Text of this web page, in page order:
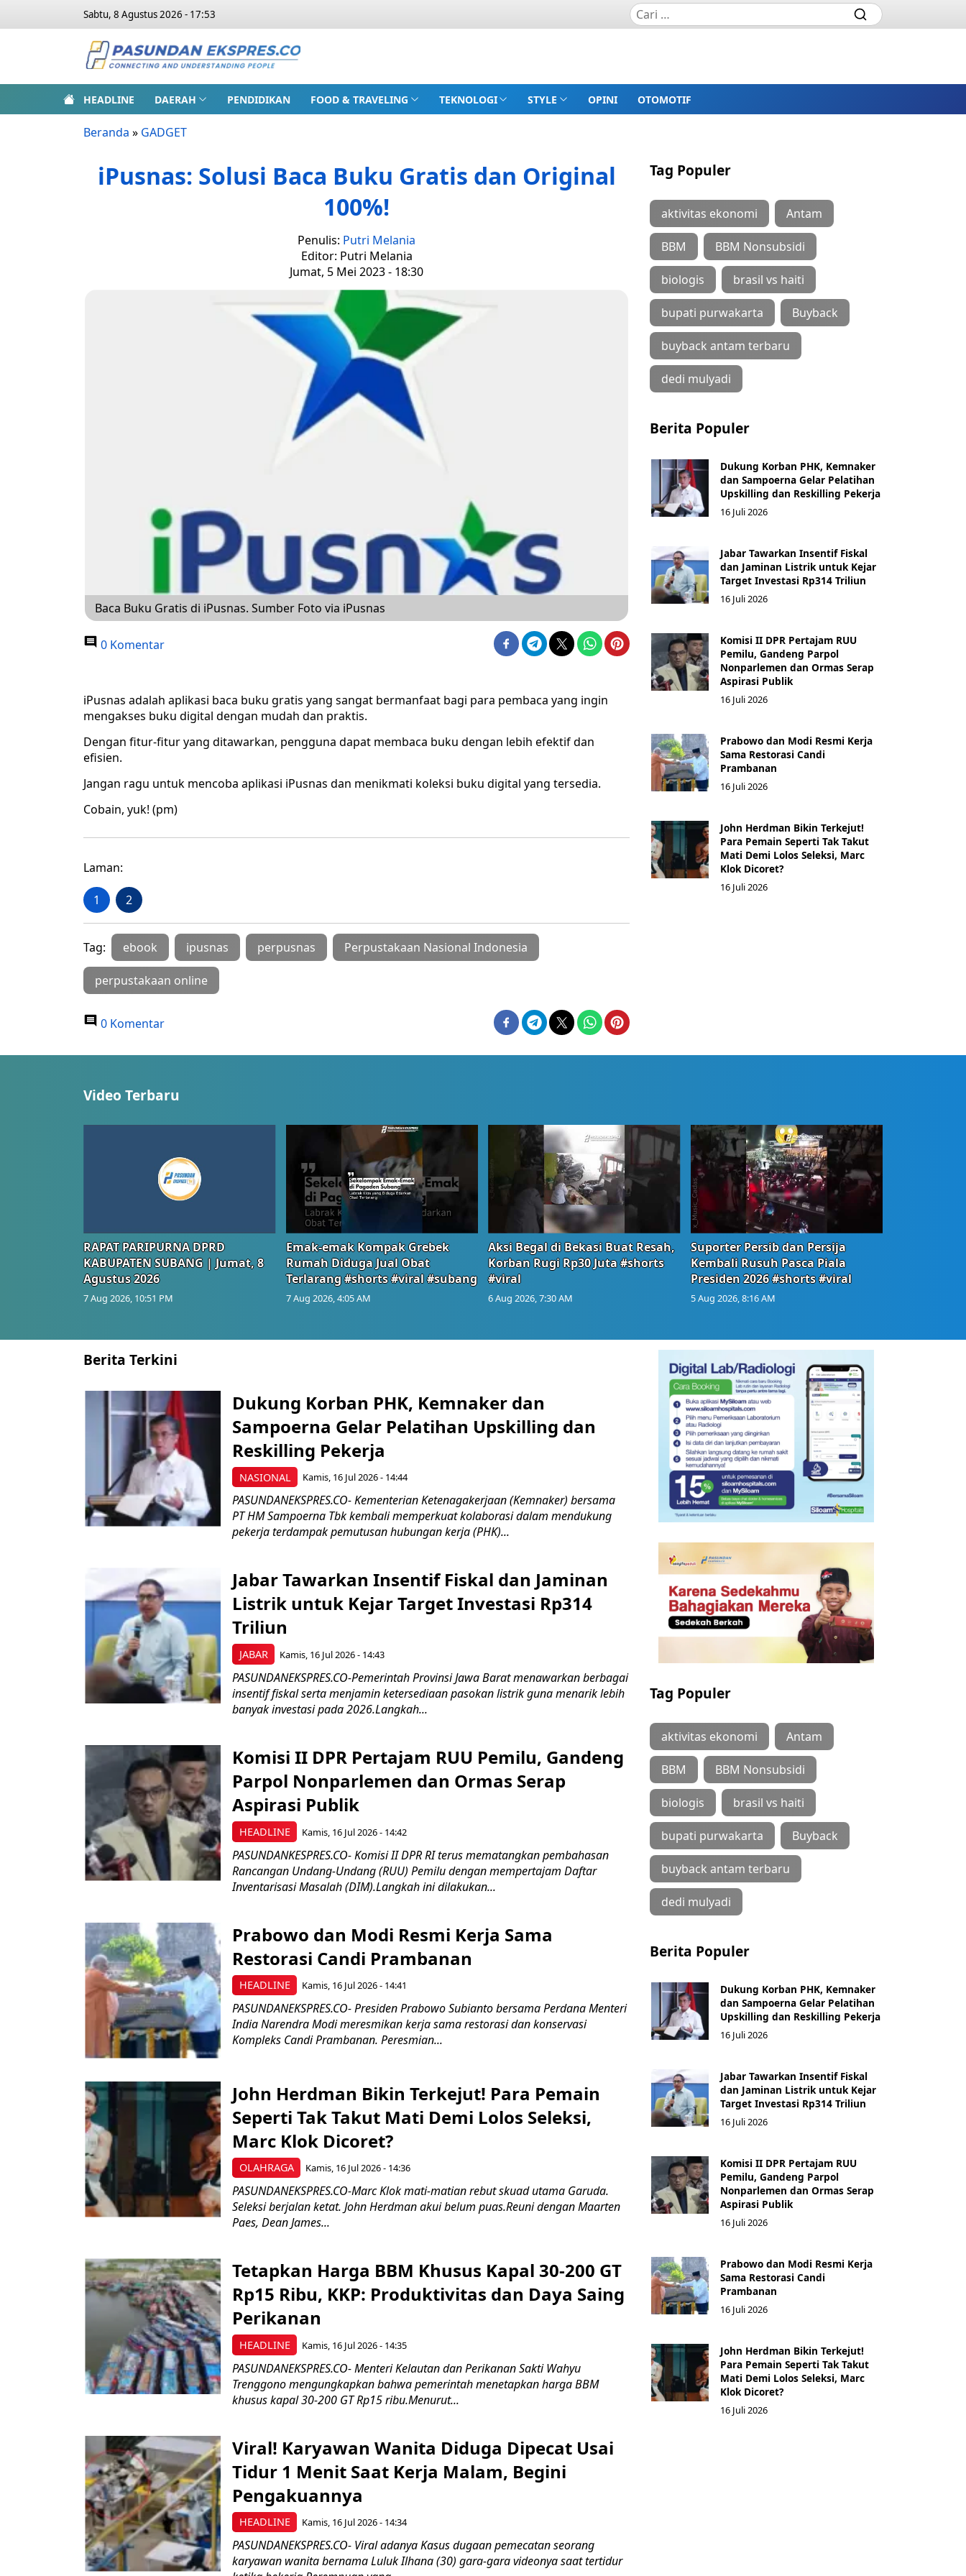
Sabtu, 8 Agustus 2026 - 17:53
HEADLINE DAERAH PENDIDIKAN FOOD & TRAVELING TEKNOLOGI STYLE OPINI OTOMOTIF
Beranda » GADGET
iPusnas: Solusi Baca Buku Gratis dan Original
100%!
Penulis: Putri Melania
Editor: Putri Melania
Jumat, 5 Mei 2023 - 18:30
Baca Buku Gratis di iPusnas. Sumber Foto via iPusnas
0 Komentar
iPusnas adalah aplikasi baca buku gratis yang sangat bermanfaat bagi para pembaca yang ingin
mengakses buku digital dengan mudah dan praktis.
Dengan fitur-fitur yang ditawarkan, pengguna dapat membaca buku dengan lebih efektif dan
efisien.
Jangan ragu untuk mencoba aplikasi iPusnas dan menikmati koleksi buku digital yang tersedia.
Cobain, yuk! (pm)
Laman:
1 2
Tag: ebook ipusnas perpusnas Perpustakaan Nasional Indonesia
perpustakaan online
0 Komentar
Tag Populer
aktivitas ekonomi Antam
BBM BBM Nonsubsidi
biologis brasil vs haiti
bupati purwakarta Buyback
buyback antam terbaru
dedi mulyadi
Berita Populer
Dukung Korban PHK, Kemnaker
dan Sampoerna Gelar Pelatihan
Upskilling dan Reskilling Pekerja
16 Juli 2026
Jabar Tawarkan Insentif Fiskal
dan Jaminan Listrik untuk Kejar
Target Investasi Rp314 Triliun
16 Juli 2026
Komisi II DPR Pertajam RUU
Pemilu, Gandeng Parpol
Nonparlemen dan Ormas Serap
Aspirasi Publik
16 Juli 2026
Prabowo dan Modi Resmi Kerja
Sama Restorasi Candi
Prambanan
16 Juli 2026
John Herdman Bikin Terkejut!
Para Pemain Seperti Tak Takut
Mati Demi Lolos Seleksi, Marc
Klok Dicoret?
16 Juli 2026
Video Terbaru
RAPAT PARIPURNA DPRD
KABUPATEN SUBANG | Jumat, 8
Agustus 2026
7 Aug 2026, 10:51 PM
Emak-emak Kompak Grebek
Rumah Diduga Jual Obat
Terlarang #shorts #viral #subang
7 Aug 2026, 4:05 AM
Aksi Begal di Bekasi Buat Resah,
Korban Rugi Rp30 Juta #shorts
#viral
6 Aug 2026, 7:30 AM
Suporter Persib dan Persija
Kembali Rusuh Pasca Piala
Presiden 2026 #shorts #viral
5 Aug 2026, 8:16 AM
Berita Terkini
NASIONAL
Dukung Korban PHK, Kemnaker dan
Sampoerna Gelar Pelatihan Upskilling dan
Reskilling Pekerja
Kamis, 16 Jul 2026 - 14:44
PASUNDANEKSPRES.CO- Kementerian Ketenagakerjaan (Kemnaker) bersama
PT HM Sampoerna Tbk kembali memperkuat kolaborasi dalam mendukung
pekerja terdampak pemutusan hubungan kerja (PHK)...
JABAR
Jabar Tawarkan Insentif Fiskal dan Jaminan
Listrik untuk Kejar Target Investasi Rp314
Triliun
Kamis, 16 Jul 2026 - 14:43
PASUNDANEKSPRES.CO-Pemerintah Provinsi Jawa Barat menawarkan berbagai
insentif fiskal serta menjamin ketersediaan pasokan listrik guna menarik lebih
banyak investasi pada 2026.Langkah...
HEADLINE
Komisi II DPR Pertajam RUU Pemilu, Gandeng
Parpol Nonparlemen dan Ormas Serap
Aspirasi Publik
Kamis, 16 Jul 2026 - 14:42
PASUNDANKESPRES.CO- Komisi II DPR RI terus mematangkan pembahasan
Rancangan Undang-Undang (RUU) Pemilu dengan mempertajam Daftar
Inventarisasi Masalah (DIM).Langkah ini dilakukan...
HEADLINE
Prabowo dan Modi Resmi Kerja Sama
Restorasi Candi Prambanan
Kamis, 16 Jul 2026 - 14:41
PASUNDANEKSPRES.CO- Presiden Prabowo Subianto bersama Perdana Menteri
India Narendra Modi meresmikan kerja sama restorasi dan konservasi
Kompleks Candi Prambanan. Peresmian...
OLAHRAGA
John Herdman Bikin Terkejut! Para Pemain
Seperti Tak Takut Mati Demi Lolos Seleksi,
Marc Klok Dicoret?
Kamis, 16 Jul 2026 - 14:36
PASUNDANEKSPRES.CO-Marc Klok mati-matian rebut skuad utama Garuda.
Seleksi berjalan ketat. John Herdman akui belum puas.Reuni dengan Maarten
Paes, Dean James...
HEADLINE
Tetapkan Harga BBM Khusus Kapal 30-200 GT
Rp15 Ribu, KKP: Produktivitas dan Daya Saing
Perikanan
Kamis, 16 Jul 2026 - 14:35
PASUNDANEKSPRES.CO- Menteri Kelautan dan Perikanan Sakti Wahyu
Trenggono mengungkapkan bahwa pemerintah menetapkan harga BBM
khusus kapal 30-200 GT Rp15 ribu.Menurut...
HEADLINE
Viral! Karyawan Wanita Diduga Dipecat Usai
Tidur 1 Menit Saat Kerja Malam, Begini
Pengakuannya
Kamis, 16 Jul 2026 - 14:34
PASUNDANEKSPRES.CO- Viral adanya Kasus dugaan pemecatan seorang
karyawan wanita bernama Luluk Ilhana (30) gara-gara videonya saat tertidur
Tag Populer
aktivitas ekonomi Antam
BBM BBM Nonsubsidi
biologis brasil vs haiti
bupati purwakarta Buyback
buyback antam terbaru
dedi mulyadi
Berita Populer
Dukung Korban PHK, Kemnaker
dan Sampoerna Gelar Pelatihan
Upskilling dan Reskilling Pekerja
16 Juli 2026
Jabar Tawarkan Insentif Fiskal
dan Jaminan Listrik untuk Kejar
Target Investasi Rp314 Triliun
16 Juli 2026
Komisi II DPR Pertajam RUU
Pemilu, Gandeng Parpol
Nonparlemen dan Ormas Serap
Aspirasi Publik
16 Juli 2026
Prabowo dan Modi Resmi Kerja
Sama Restorasi Candi
Prambanan
16 Juli 2026
John Herdman Bikin Terkejut!
Para Pemain Seperti Tak Takut
Mati Demi Lolos Seleksi, Marc
Klok Dicoret?
16 Juli 2026